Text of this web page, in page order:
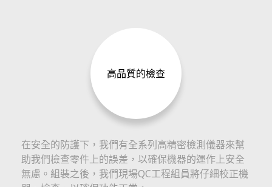
高品質的檢查
在安全的防護下，我們有全系列高精密檢測儀器來幫
助我們檢查零件上的誤差，以確保機器的運作上安全
無慮。組裝之後，我們現場QC工程組員將仔細校正機